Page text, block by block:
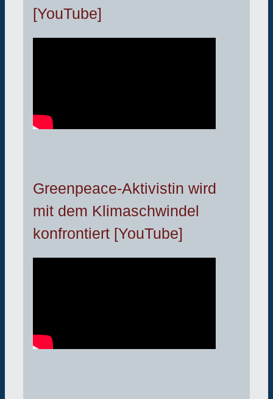
[YouTube]
Greenpeace-Aktivistin wird
mit dem Klimaschwindel
konfrontiert [YouTube]